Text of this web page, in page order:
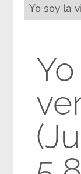
Yo soy la